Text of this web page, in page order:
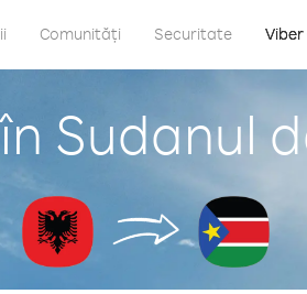
Comunități Securitate
Sudanul